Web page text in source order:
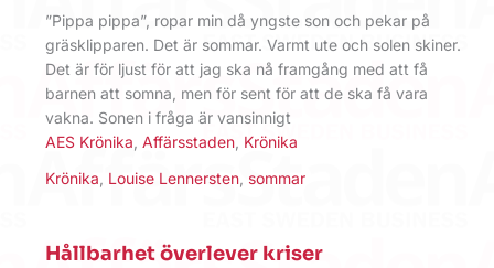
”Pippa pippa”, ropar min då yngste son och pekar på
gräsklipparen. Det är sommar. Varmt ute och solen skiner.
Det är för ljust för att jag ska nå framgång med att få
barnen att somna, men för sent för att de ska få vara
vakna. Sonen i fråga är vansinnigt
AES Krönika Affärsstaden Krönika
Krönika Louise Lennersten sommar
Hållbarhet överlever kriser